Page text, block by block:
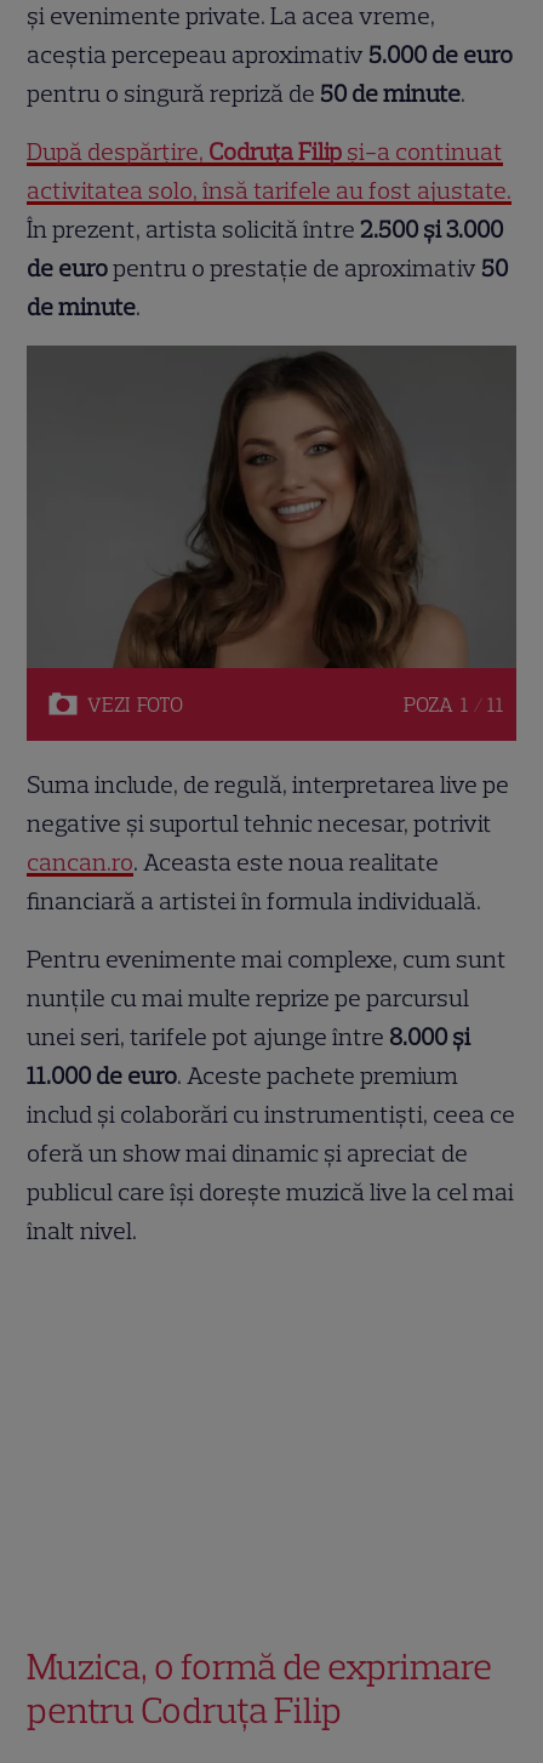
și evenimente private. La acea vreme,
aceștia percepeau aproximativ 5.000 de euro
pentru o singură repriză de 50 de minute.
După despărțire, Codruța Filip și-a continuat
activitatea solo, însă tarifele au fost ajustate.
În prezent, artista solicită între 2.500 și 3.000
de europentru o prestație de aproximativ 50
de minute.
VEZI FOTO POZA 1 / 11
Suma include, de regulă, interpretarea live pe
negative și suportul tehnic necesar, potrivit
cancan.ro. Aceasta este noua realitate
financiară a artistei în formula individuală.
Pentru evenimente mai complexe, cum sunt
nunțile cu mai multe reprize pe parcursul
unei seri, tarifele pot ajunge între 8.000 și
11.000 de euro. Aceste pachete premium
includ și colaborări cu instrumentiști, ceea ce
oferă un show mai dinamic și apreciat de
publicul care își dorește muzică live la cel mai
înalt nivel.
Muzica, o formă de exprimare
pentru Codruța Filip